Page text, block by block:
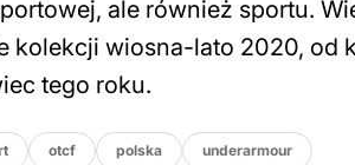
ale również sportu.
kolekcji wiosna-lato 2020, od
tego roku.
otcf polska underarmour